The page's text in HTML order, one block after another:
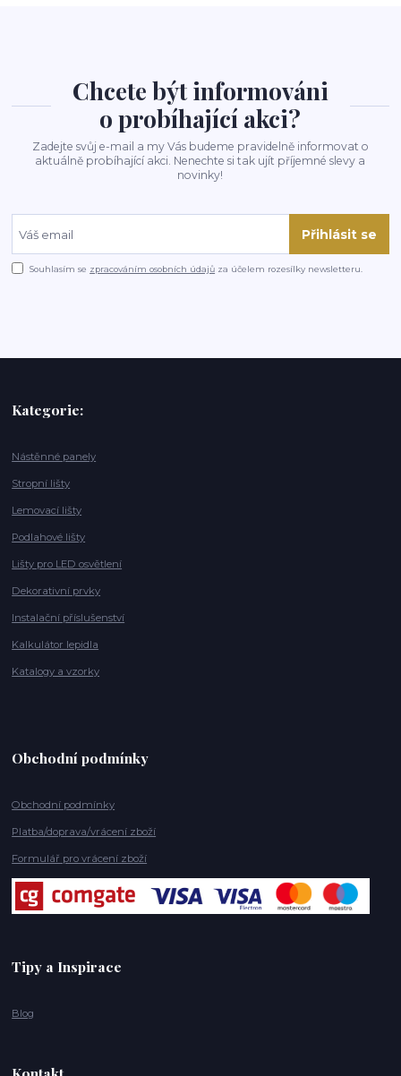
Chcete být informováni
o probíhající akci?
Zadejte svůj e-mail a my Vás budeme pravidelně informovat o
aktuálně probíhající akci. Nenechte si tak ujít příjemné slevy a
novinky!
Přihlásit se
Souhlasím se zpracováním osobních údajů za účelem rozesílky newsletteru.
Kategorie:
Nástěnné panely
Stropní lišty
Lemovací lišty
Podlahové lišty
Lišty pro LED osvětlení
Dekorativní prvky
Instalační příslušenství
Kalkulátor lepidla
Katalogy a vzorky
Obchodní podmínky
Obchodní podmínky
Platba/doprava/vrácení zboží
Formulář pro vrácení zboží
Tipy a Inspirace
Blog